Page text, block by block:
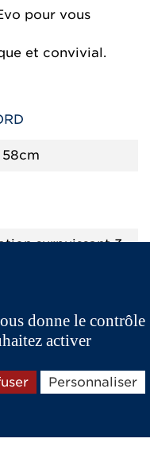
pour vous
et convivial.
surpuissant 3
avant 3 vitesses
jour/nuit
avec champs de
de l'intérieur
donne le contrôle
activer
Personnaliser